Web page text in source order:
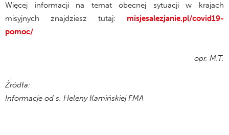
Więcej informacji na temat obecnej sytuacji w krajach
misyjnych znajdziesz tutaj: misjesalezjanie.pl/covid19-
pomoc/
opr. M.T.
Źródła:
Informacje od s. Heleny Kamińskiej FMA